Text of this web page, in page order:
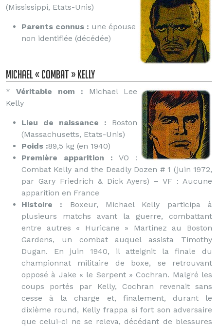
(Mississippi, Etats-Unis)
Parents connus : une épouse
non identifiée (décédée)
Michael « Combat » Kelly
* Véritable nom : Michael Lee
Kelly
Lieu de naissance : Boston
(Massachusetts, Etats-Unis)
Poids :89,5 kg (en 1940)
Première apparition : VO :
Combat Kelly and the Deadly Dozen # 1 (juin 1972,
par Gary Friedrich & Dick Ayers) – VF : Aucune
apparition en France
Histoire : Boxeur, Michael Kelly participa à
plusieurs matchs avant la guerre, combattant
entre autres « Huricane » Martinez au Boston
Gardens, un combat auquel assista Timothy
Dugan. En juin 1940, il atteignit la finale du
championnat militaire de boxe, se retrouvant
opposé à Jake « le Serpent » Cochran. Malgré les
coups portés par Kelly, Cochran revenait sans
cesse à la charge et, finalement, durant le
dixième round, Kelly frappa si fort son adversaire
que celui-ci ne se releva, décédant de blessures